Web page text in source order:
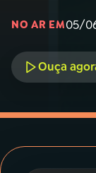
05
NO AR EM05/
Ouça